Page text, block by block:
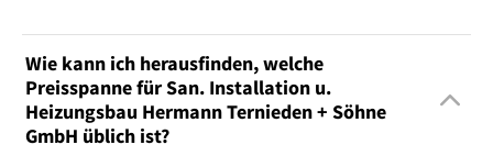
Wie kann ich herausfinden, welche
Preisspanne für San. Installation u.
Heizungsbau Hermann Ternieden + Söhne
GmbH üblich ist?